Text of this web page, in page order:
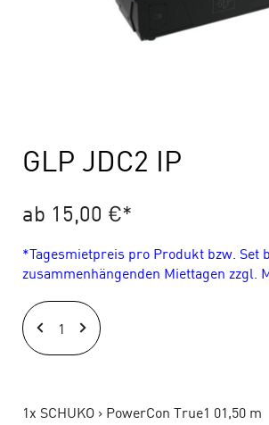
GLP JDC2 IP
ab 15,00 €*
*Tagesmietpreis pro Produkt bzw. Set
zusammenhängenden Miettagen zzgl.
JDC2
IP
1x SCHUKO > PowerCon True1 01,50 m